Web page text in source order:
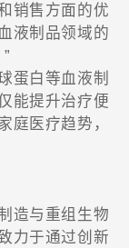
销售方面的优
液制品领域的
蛋白等血液制
能提升治疗便
庭医疗趋势，
造与重组生物
力于通过创新